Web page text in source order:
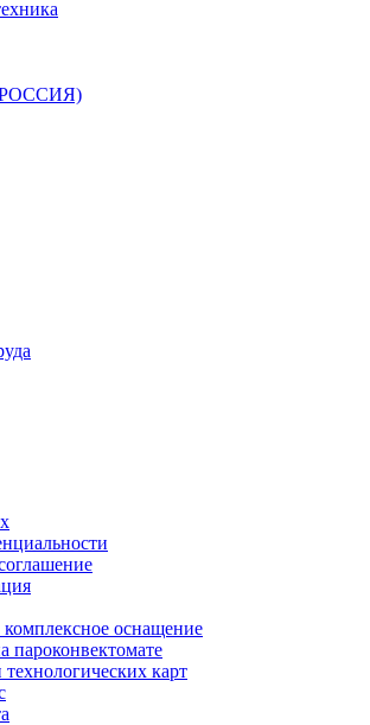
РОССИЯ)
оснащение
пароконвектомате
карт